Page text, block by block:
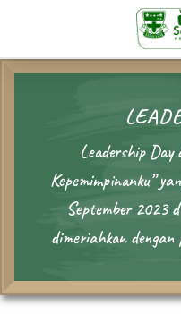
Leadership Day
Kepemimpinanku”
September 2023
dimeriahkan